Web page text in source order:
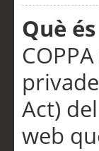
Què
Act)
web